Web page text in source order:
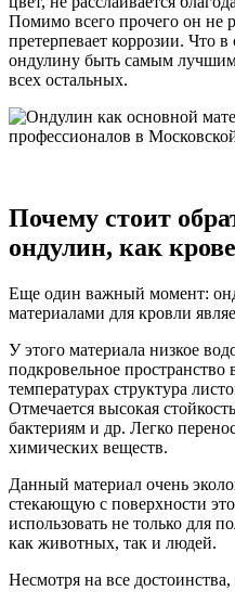
Помимо всего прочего он не
претерпевает коррозии. Что
ондулину быть самым
всех остальных.
Почему стоит
ондулин, как
Еще один важный момент:
материалами для кровли
У этого материала низкое
подкровельное
температурах структура
Отмечается высокая
бактериям и др. Легко
химических веществ.
Данный материал очень
стекающую с поверхности
использовать не только для
как животных, так и людей.
Несмотря на все